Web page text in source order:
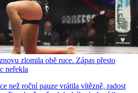
zlomila obě ruce. Zápas přesto
neřekla
než roční pauze vrátila vítězně, radost